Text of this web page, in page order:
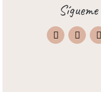
Instagram